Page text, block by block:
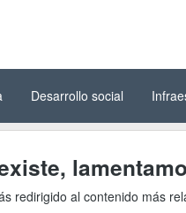
Desarrollo social
redirigido al contenido más